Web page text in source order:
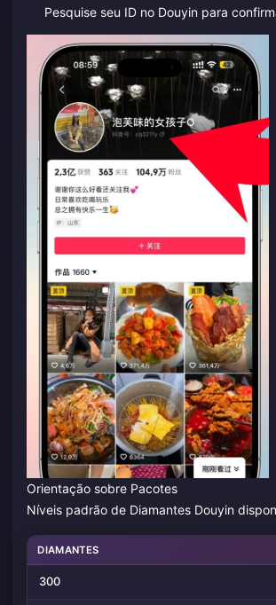
Pesquise seu ID no Douyin para
Orientação sobre Pacotes
Níveis padrão de Diamantes Douyin
DIAMANTES
300